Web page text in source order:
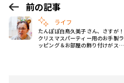
前の記事
ライフ
たんぽぽ白鳥久美子さん、さすが！
クリスマスパーティー用のお手製ラ
ッピング＆お部屋の飾り付けがスゴ